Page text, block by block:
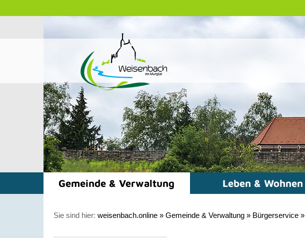
Gemeinde & Verwaltung Leben & Wohnen
Sie sind hier: weisenbach.online » Gemeinde & Verwaltung » Bürgerservice »